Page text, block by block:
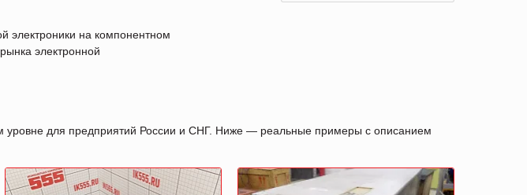
электроники на компонентном
электронной
уровне для предприятий России и СНГ. Ниже — реальные примеры с описанием